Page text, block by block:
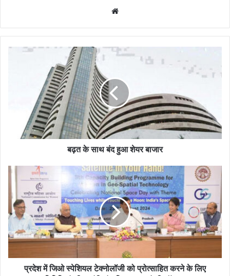
बढ़त के साथ बंद हुआ शेयर बाजार
प्रदेश में जिओ स्पेशियल टेक्नोलॉजी को प्रोत्साहित करने के लिए